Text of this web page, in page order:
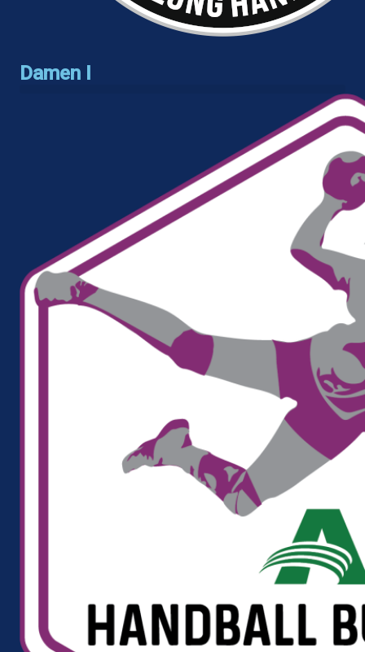
Damen I